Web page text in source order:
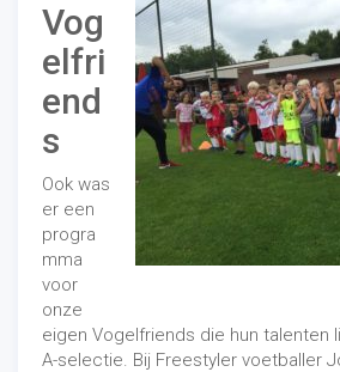
Vog
elfri
end
s
Ook was
er een
progra
mma
voor
onze
eigen Vogelfriends die hun talenten
A-selectie. Bij Freestyler voetballer